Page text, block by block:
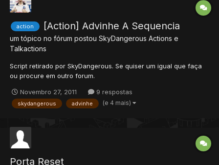
action [Action] Advinhe A Sequencia
um tópico no fórum postou SkyDangerous Actions e
Talkactions
Script retirado por SkyDangerous. Se quiser um igual que faça
ou procure em outro forum.
Novembro 27, 2011 9 respostas
skydangerous advinhe (e 4 mais)
Porta Reset